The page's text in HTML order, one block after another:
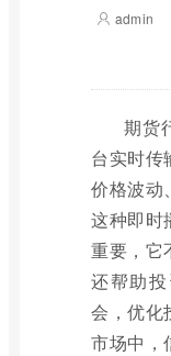
admin
期货
台实时传
价格波动
这种即时
重要，它
还帮助
会，优化
市场中，